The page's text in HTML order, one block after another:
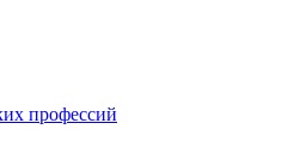
профессий